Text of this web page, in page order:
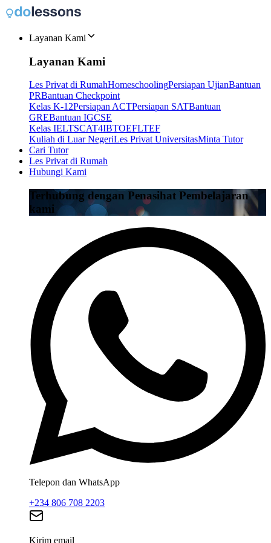
Layanan Kami
Layanan Kami
Les Privat di RumahHomeschoolingPersiapan UjianBantuan
PRBantuan Checkpoint
Kelas K-12Persiapan ACTPersiapan SATBantuan
GREBantuan IGCSE
Kelas IELTSCAT4IBTOEFLTEF
Kuliah di Luar NegeriLes Privat UniversitasMinta Tutor
Cari Tutor
Les Privat di Rumah
Hubungi Kami
Terhubung dengan Penasihat Pembelajaran
kami
Telepon dan WhatsApp
+234 806 708 2203
Kirim email